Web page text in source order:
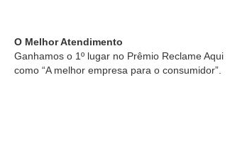
O Melhor Atendimento
Ganhamos o 1º lugar no Prêmio Reclame Aqui
como “A melhor empresa para o consumidor”.